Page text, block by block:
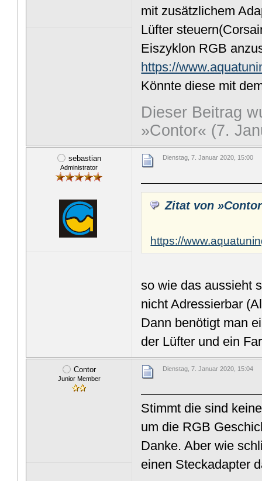
mit zusätzlichem
Lüfter
Eiszyklon RGB
https://
Könnte diese mit
Dieser Beitrag
»Contor« (7.
sebastian
Administrator
Dienstag, 7. Januar 2020, 15:00
Zitat von
https://
so wie das aussieht
nicht Adressierbar
Dann benötigt man
der Lüfter und ein
Contor
Junior Member
Dienstag, 7. Januar 2020, 15:04
Stimmt die sind
um die RGB
Danke. Aber wie
einen Steckadapter